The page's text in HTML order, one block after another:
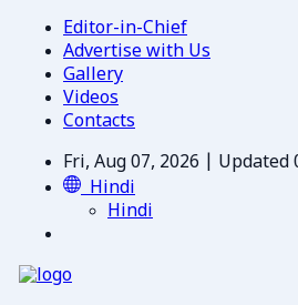
Editor-in-Chief
Advertise with Us
Gallery
Videos
Contacts
Fri, Aug 07, 2026 | Updated
Hindi
Hindi